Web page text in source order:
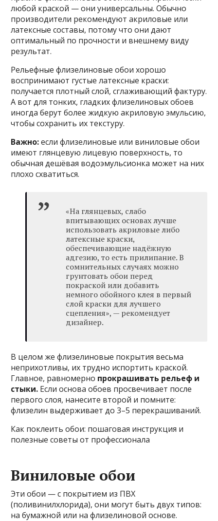
любой краской — они универсальны. Обычно
производители рекомендуют акриловые или
латексные составы, потому что они дают
оптимальный по прочности и внешнему виду
результат.
Рельефные флизелиновые обои хорошо
воспринимают густые латексные краски:
получается плотный слой, сглаживающий фактуру.
А вот для тонких, гладких флизелиновых обоев
иногда берут более жидкую акриловую эмульсию,
чтобы сохранить их текстуру.
Важно:если флизелиновые или виниловые обои
имеют глянцевую лицевую поверхность, то
обычная дешёвая водоэмульсионка может на них
плохо схватиться.
«На глянцевых, слабо
впитывающих основах лучше
использовать акриловые либо
латексные краски,
обеспечивающие надёжную
адгезию, то есть прилипание. В
сомнительных случаях можно
грунтовать обои перед
покраской или добавить
немного обойного клея в первый
слой краски для лучшего
сцепления», — рекомендует
дизайнер.
В целом же флизелиновые покрытия весьма
неприхотливы, их трудно испортить краской.
Главное, равномерно прокрашивать рельеф и
стыки. Если основа обоев просвечивает после
первого слоя, нанесите второй и помните:
флизелин выдерживает до 3–5 перекрашиваний.
Как поклеить обои: пошаговая инструкция и
полезные советы от профессионала
Виниловые обои
Эти обои — с покрытием из ПВХ
(поливинилхлорида), они могут быть двух типов:
на бумажной или на флизелиновой основе.